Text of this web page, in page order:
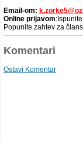
Email-om:
Online prijavom
Popunite zahtev za
Komentari
Ostavi Komentar